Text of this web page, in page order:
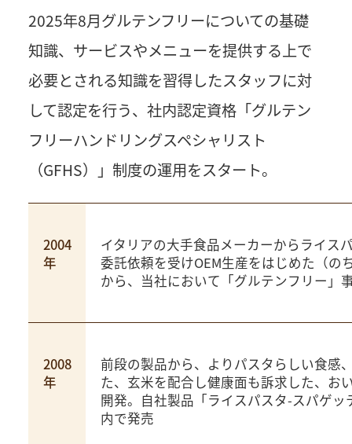
2025年8月グルテンフリーについての基礎
知識、サービスやメニューを提供する上で
必要とされる知識を習得したスタッフに対
して認定を行う、社内認定資格「グルテン
フリーハンドリングスペシャリスト
（GFHS）」制度の運用をスタート。
2004
年
イタリアの大手食品メーカーからライス
委託依頼を受けOEM生産をはじめた（の
から、当社において「グルテンフリー」
2008
年
前段の製品から、よりパスタらしい食感
た、玄米を配合し健康面も訴求した、お
開発。自社製品「ライスパスタ-スパゲ
内で発売